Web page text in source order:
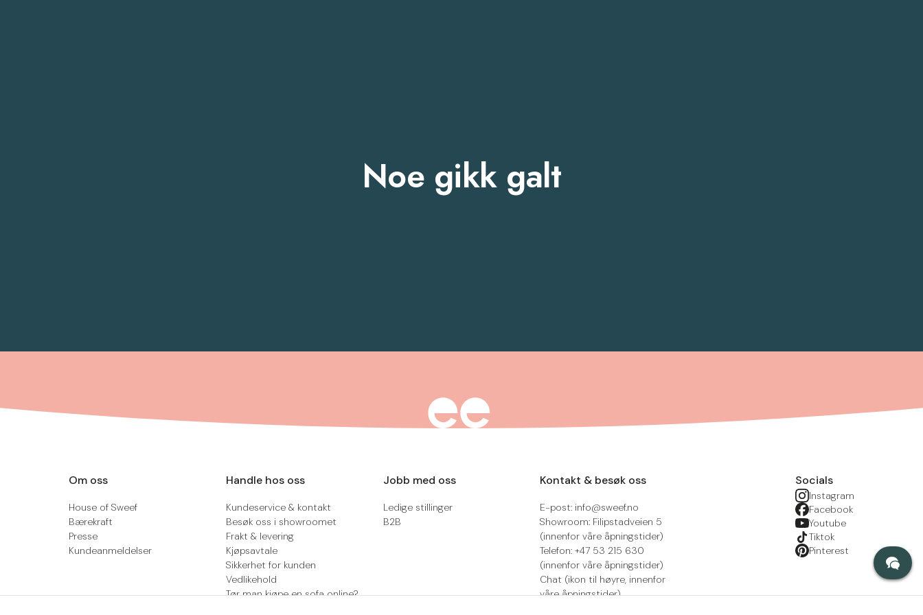
Noe gikk galt
Om oss
House of Sweef
Bærekraft
Presse
Kundeanmeldelser
Handle hos oss
Kundeservice & kontakt
Besøk oss i showroomet
Frakt & levering
Kjøpsavtale
Sikkerhet for kunden
Vedlikehold
Tør man kjøpe en sofa online?
Jobb med oss
Ledige stillinger
B2B
Kontakt & besøk oss
E-post: info@sweef.no
Showroom: Filipstadveien 5
(innenfor våre åpningstider)
Telefon: +47 53 215 630
(innenfor våre åpningstider)
Chat (ikon til høyre, innenfor
våre åpningstider)
Socials
Instagram
Facebook
Youtube
Tiktok
Pinterest